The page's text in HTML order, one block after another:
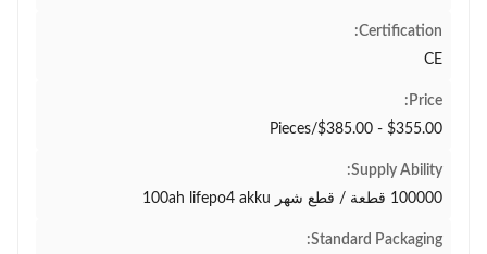
Certification:
CE
Price:
$355.00 - $385.00/Pieces
Supply Ability:
100000 قطعة / قطع شهر 100ah lifepo4 akku
Standard Packaging: